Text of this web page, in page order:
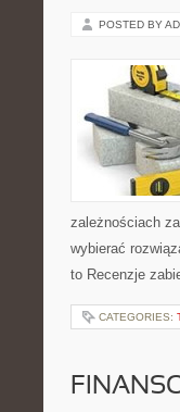
POSTED BY
zależnościach
wybierać
to Recenzje
CATEGORIES: